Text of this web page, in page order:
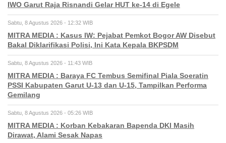
IWO Garut Raja Risnandi Gelar HUT ke-14 di Egele
Sabtu, 8 Agustus 2026 - 12:32 WIB
MITRA MEDIA : Kasus IW: Pejabat Pemkot Bogor AW Disebut
Bakal Diklarifikasi Polisi, Ini Kata Kepala BKPSDM
Sabtu, 8 Agustus 2026 - 11:43 WIB
MITRA MEDIA : Baraya FC Tembus Semifinal Piala Soeratin
PSSI Kabupaten Garut U-13 dan U-15, Tampilkan Performa
Gemilang
Sabtu, 8 Agustus 2026 - 05:26 WIB
MITRA MEDIA : Korban Kebakaran Bapenda DKI Masih
Dirawat, Alami Sesak Napas